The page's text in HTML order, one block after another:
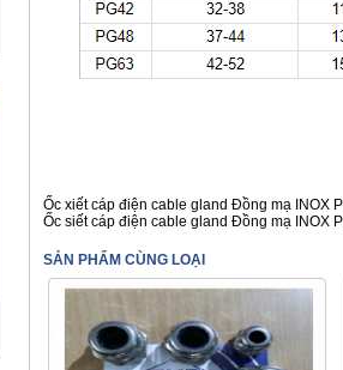
Ốc xiết cáp điện cable gland Đồng mạ INOX
Ốc siết cáp điện cable gland Đồng mạ INOX
SẢN PHẨM CÙNG LOẠI